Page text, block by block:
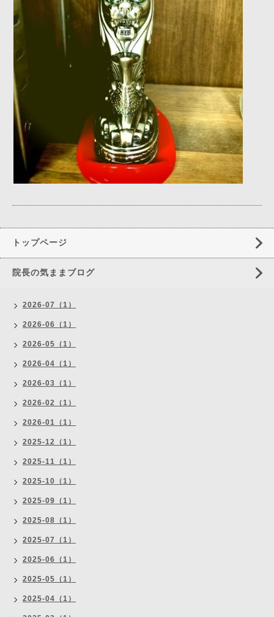
トップページ
院長の気ままブログ
2026-07（1）
2026-06（1）
2026-05（1）
2026-04（1）
2026-03（1）
2026-02（1）
2026-01（1）
2025-12（1）
2025-11（1）
2025-10（1）
2025-09（1）
2025-08（1）
2025-07（1）
2025-06（1）
2025-05（1）
2025-04（1）